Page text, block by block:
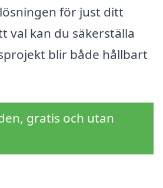
för just ditt
val kan du säkerställa
blir både hållbart
gratis och utan